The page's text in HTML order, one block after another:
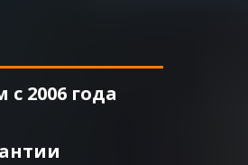
с 2006 года